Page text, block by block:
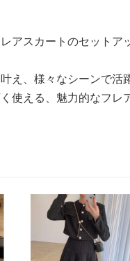
アスカートのセット
え、様々なシーンで活
使える、魅力的なフ